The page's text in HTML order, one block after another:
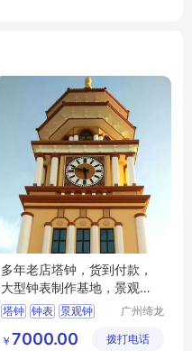
多年老店塔钟，货到付款，
大型钟表制作基地，景观
钟，认准缔龙
塔钟 钟表 景观钟
广州缔龙
公司
￥ 7000.00 拨打电话